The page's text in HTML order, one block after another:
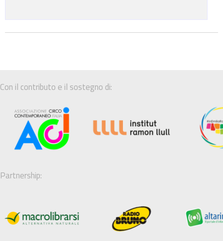
Con il contributo e il sostegno di:
Partnership: